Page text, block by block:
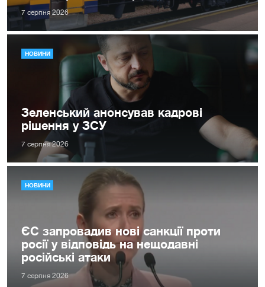
7 серпня 2026
НОВИНИ
Зеленський анонсував кадрові
рішення у ЗСУ
7 серпня 2026
НОВИНИ
ЄС запровадив нові санкції проти
росії у відповідь на нещодавні
російські атаки
7 серпня 2026